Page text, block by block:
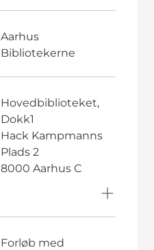
Aarhus
Bibliotekerne
Hovedbiblioteket,
Dokk1
Hack Kampmanns
Plads 2
8000 Aarhus C
Forløb med